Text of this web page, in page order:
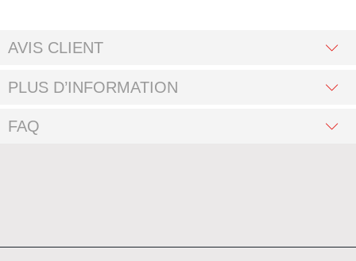
AVIS CLIENT
PLUS D’INFORMATION
FAQ